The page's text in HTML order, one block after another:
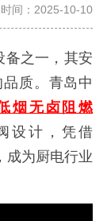
时间：2025-10-10
备之一，其安
质。青岛中
烟无卤阻燃
设计，凭借
成为厨电行业